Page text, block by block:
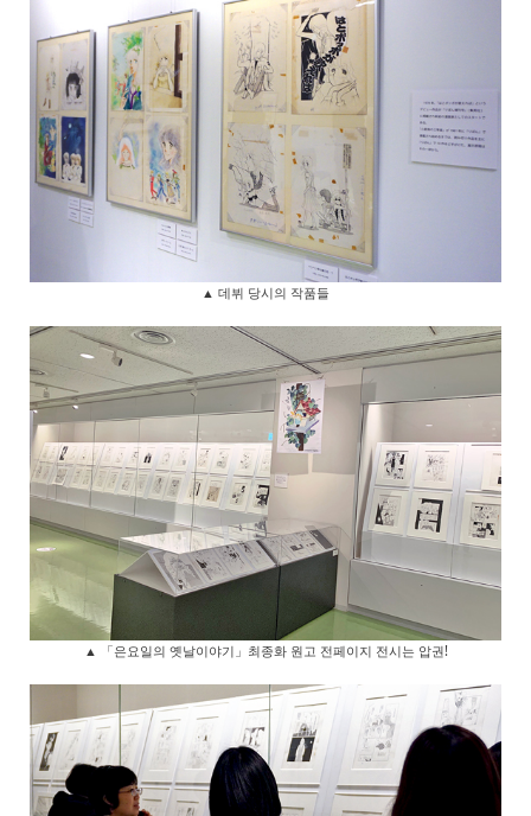
▲ 데뷔 당시의 작품들
▲ 「은요일의 옛날이야기」최종화 원고 전페이지 전시는 압권!